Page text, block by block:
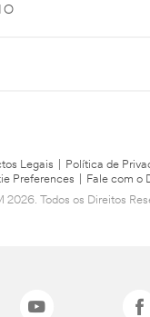
Legais Política de
Preferences
Fale com o
Todos os Direitos